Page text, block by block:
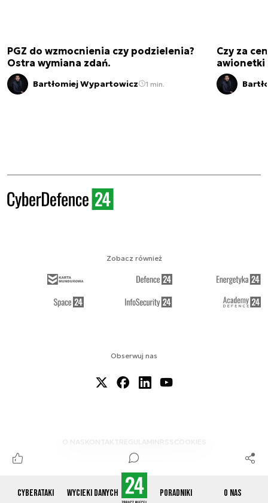
Cyberataki Wycieki danych Poradniki O nas
PGZ do wzmocnienia czy podzielenia?
Ostra wymiana zdań.
Bartłomiej Wypartowicz 1 min.
Czy za
awionetki
Obserwuj nas
O NAS KONTAKTREGULAMINRSS COOKIES
Zobacz również
© 2012-2026 CYBERDEFENCE24